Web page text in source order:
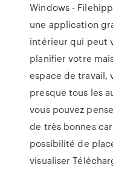
Windows -
une application
intérieur qui peut
planifier votre
espace de travail,
presque tous les
vous pouvez
de très bonnes
possibilité de
visualiser